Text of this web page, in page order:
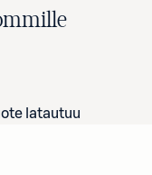
latautuu